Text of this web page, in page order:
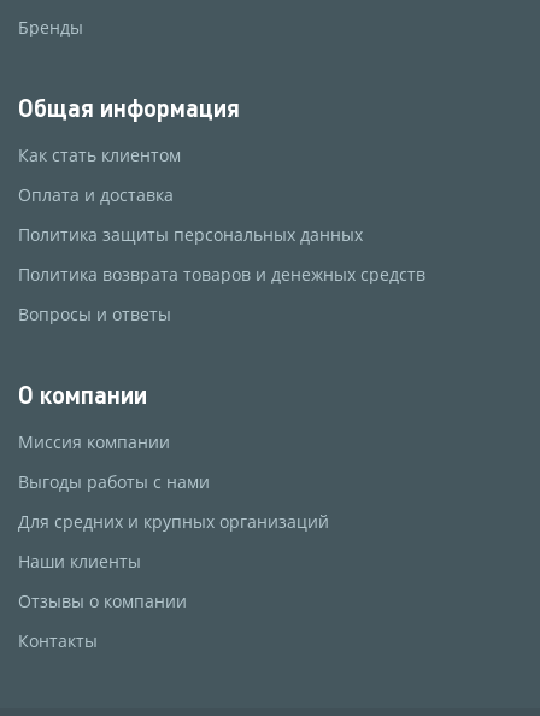
Бренды
Общая информация
Как стать клиентом
Оплата и доставка
Политика защиты персональных данных
Политика возврата товаров и денежных средств
Вопросы и ответы
О компании
Миссия компании
Выгоды работы с нами
Для средних и крупных организаций
Наши клиенты
Отзывы о компании
Контакты